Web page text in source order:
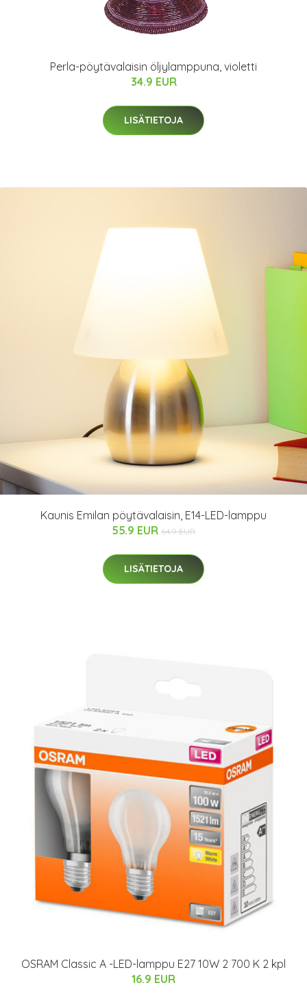
Perla-pöytävalaisin öljylamppuna, violetti
34.9 EUR
LISÄTIETOJA
Kaunis Emilan pöytävalaisin, E14-LED-lamppu
55.9 EUR 64.9 EUR
LISÄTIETOJA
OSRAM Classic A -LED-lamppu E27 10W 2 700 K 2 kpl
16.9 EUR